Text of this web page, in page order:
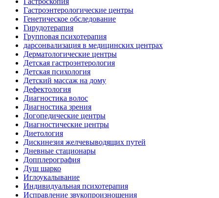
Гастроэнтерологические центры
Генетическое обследование
Гирудотерапия
Групповая психотерапия
дарсонвализация в медицинских центрах
Дерматологические центры
Детская гастроэнтерология
Детская психология
Детский массаж на дому
Дефектология
Диагностика волос
Диагностика зрения
Логопедические центры
Диагностические центры
Диетология
Дискинезия желчевыводящих путей
Дневные стационары
Допплерография
Душ шарко
Иглоукалывание
Индивидуальная психотерапия
Исправление звукопроизношения